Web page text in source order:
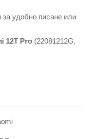
за удобно писане или
12T Pro (22081212G,